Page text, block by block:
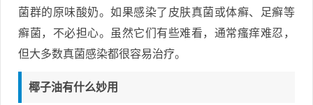
菌群的原味酸奶。如果感染了皮肤真菌或体癣、足癣等
癣菌，不必担心。虽然它们有些难看，通常瘙痒难忍，
但大多数真菌感染都很容易治疗。
椰子油有什么妙用